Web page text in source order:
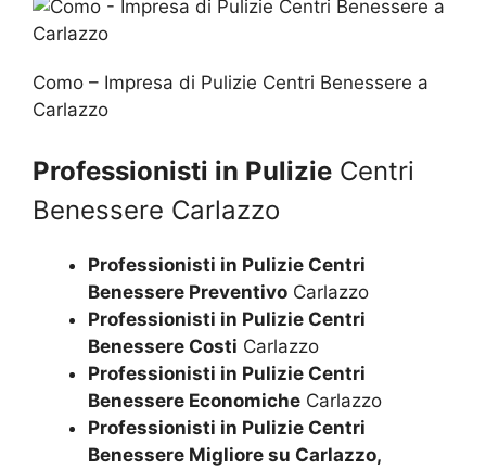
Como – Impresa di Pulizie Centri Benessere a
Carlazzo
Professionisti in Pulizie Centri
Benessere Carlazzo
Professionisti in Pulizie Centri
Benessere Preventivo Carlazzo
Professionisti in Pulizie Centri
Benessere Costi Carlazzo
Professionisti in Pulizie Centri
Benessere Economiche Carlazzo
Professionisti in Pulizie Centri
Benessere Migliore su Carlazzo,